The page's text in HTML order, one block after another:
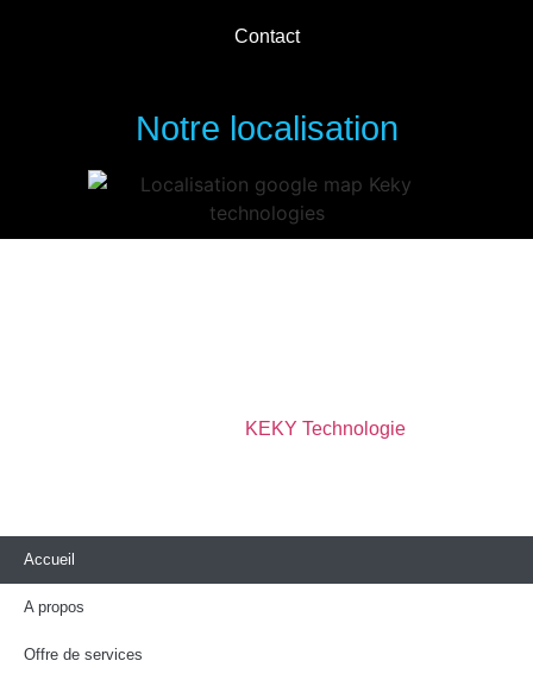
Contact
Notre localisation
KEKY Technologie
Accueil
A propos
Offre de services